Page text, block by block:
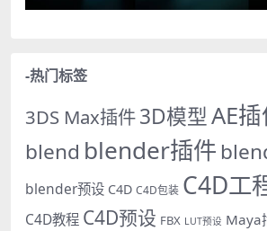
-热门标签
3DS Max插件3D模型AE
blend blender插件
blender预设 C4D C4D包装 C4D工
C4D教程 C4D预设 FBX LUT预设 Maya